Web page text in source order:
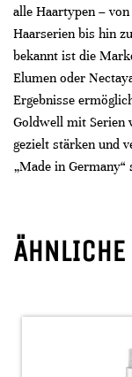
alle Haartypen –
Haarserien bis hin
bekannt ist die
Elumen oder
Ergebnisse
Goldwell mit Serien
gezielt stärken und
„Made in Germany“
ÄHNLICHE